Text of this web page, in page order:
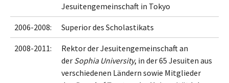
Jesuitengemeinschaft in Tokyo
2006-2008: Superior des Scholastikats
2008-2011:
Rektor der Jesuitengemeinschaft an
der Sophia University, in der 65 Jesuiten aus
verschiedenen Ländern sowie Mitglieder